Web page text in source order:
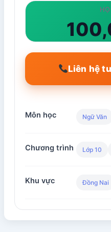
Liên hệ
Môn học Ngữ Văn
Chương trình Lớp 10
Khu vực Đồng Nai